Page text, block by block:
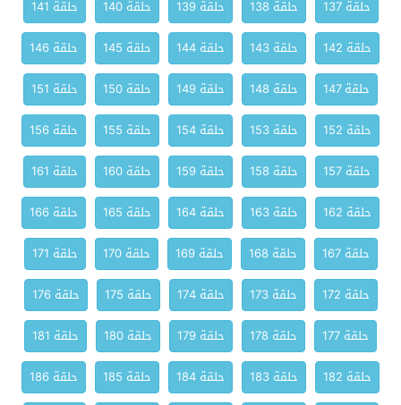
حلقة 137 حلقة 138 حلقة 139 حلقة 140
حلقة 141
حلقة 142
حلقة 143 حلقة 144 حلقة 145
حلقة 146
حلقة 147
حلقة 148 حلقة 149 حلقة 150
حلقة 151
حلقة 152
حلقة 153 حلقة 154 حلقة 155
حلقة 156
حلقة 157
حلقة 158 حلقة 159 حلقة 160
حلقة 161
حلقة 162
حلقة 163 حلقة 164 حلقة 165
حلقة 166
حلقة 167
حلقة 168 حلقة 169 حلقة 170
حلقة 171
حلقة 172
حلقة 173 حلقة 174 حلقة 175
حلقة 176
حلقة 177
حلقة 178 حلقة 179 حلقة 180
حلقة 181
حلقة 182
حلقة 183 حلقة 184 حلقة 185
حلقة 186